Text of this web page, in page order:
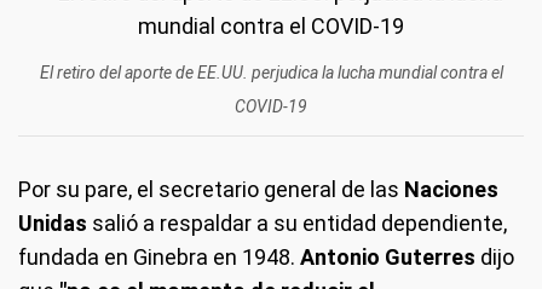
El retiro del aporte de EE.UU. perjudica la lucha mundial contra el
COVID-19
Por su pare, el secretario general de las Naciones
Unidas salió a respaldar a su entidad dependiente,
fundada en Ginebra en 1948. Antonio Guterres dijo